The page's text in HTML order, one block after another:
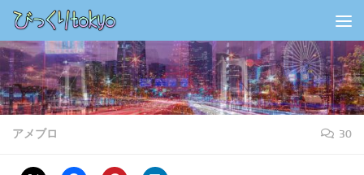
コンテンツの下
アメブロ 30